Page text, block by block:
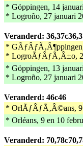
* Göppingen, 14
* Logroño, 27 januari
Veranderd:
*
* LogroÃƒÂƒÃ‚Â±o,
* Göppingen, 13
* Logroño, 27 januari
Veranderd: 46c46
* OrlÃƒÂƒÃ‚Â©ans, 9
* Orléans, 9 en 10
Veranderd: